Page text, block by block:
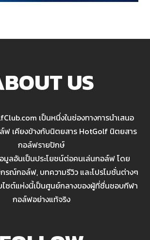
US
เป็นหนึ่งในช่องทางการนำเสนอ
ล์ฟ เคียงข้างกับนิตยสาร HotGolf นิตยสาร
กอล์ฟรายปักษ์
มูลอันเป็นประโยชน์ต่อคนเล่นกอล์ฟ โดย
กรณ์กอล์ฟ, บทความรีวิว และโปรโมชั่นต่างๆ
ไซต์แห่งนี้เป็นศูนย์กลางของผู้ที่ชื่นชอบกีฬา
กอล์ฟอย่างแท้จริง